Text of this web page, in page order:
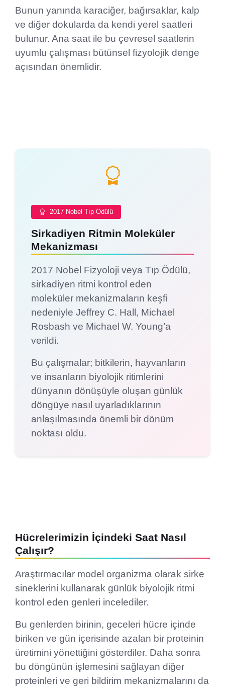
Bunun yanında karaciğer, bağırsaklar, kalp
ve diğer dokularda da kendi yerel saatleri
bulunur. Ana saat ile bu çevresel saatlerin
uyumlu çalışması bütünsel fizyolojik denge
açısından önemlidir.
2017 Nobel Tıp Ödülü
Sirkadiyen Ritmin Moleküler
Mekanizması
2017 Nobel Fizyoloji veya Tıp Ödülü,
sirkadiyen ritmi kontrol eden
moleküler mekanizmaların keşfi
nedeniyle Jeffrey C. Hall, Michael
Rosbash ve Michael W. Young’a
verildi.
Bu çalışmalar; bitkilerin, hayvanların
ve insanların biyolojik ritimlerini
dünyanın dönüşüyle oluşan günlük
döngüye nasıl uyarladıklarının
anlaşılmasında önemli bir dönüm
noktası oldu.
Hücrelerimizin İçindeki Saat Nasıl
Çalışır?
Araştırmacılar model organizma olarak sirke
sineklerini kullanarak günlük biyolojik ritmi
kontrol eden genleri incelediler.
Bu genlerden birinin, geceleri hücre içinde
biriken ve gün içerisinde azalan bir proteinin
üretimini yönettiğini gösterdiler. Daha sonra
bu döngünün işlemesini sağlayan diğer
proteinleri ve geri bildirim mekanizmalarını da